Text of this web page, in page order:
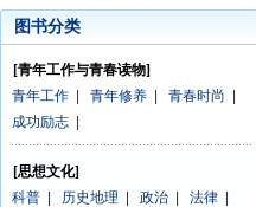
图书分类
[青年工作与青春读物]
青年工作
青年修养 青春时尚
成功励志
[思想文化]
科普
历史地理 政治 法律